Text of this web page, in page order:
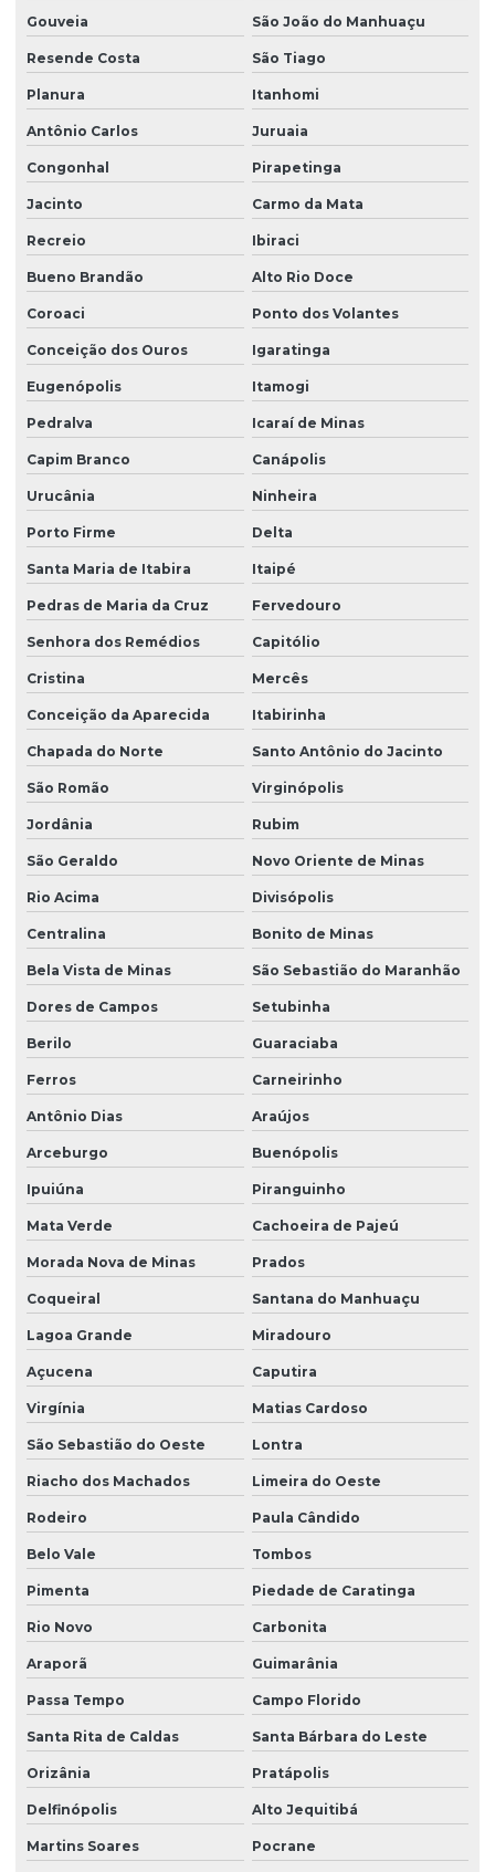
Gouveia São João do Manhuaçu
Resende Costa São Tiago
Planura Itanhomi
Antônio Carlos Juruaia
Congonhal Pirapetinga
Jacinto Carmo da Mata
Recreio Ibiraci
Bueno Brandão Alto Rio Doce
Coroaci Ponto dos Volantes
Conceição dos Ouros Igaratinga
Eugenópolis Itamogi
Pedralva Icaraí de Minas
Capim Branco Canápolis
Urucânia Ninheira
Porto Firme Delta
Santa Maria de Itabira Itaipé
Pedras de Maria da Cruz Fervedouro
Senhora dos Remédios Capitólio
Cristina Mercês
Conceição da Aparecida Itabirinha
Chapada do Norte Santo Antônio do Jacinto
São Romão Virginópolis
Jordânia Rubim
São Geraldo Novo Oriente de Minas
Rio Acima Divisópolis
Centralina Bonito de Minas
Bela Vista de Minas São Sebastião do Maranhão
Dores de Campos Setubinha
Berilo Guaraciaba
Ferros Carneirinho
Antônio Dias Araújos
Arceburgo Buenópolis
Ipuiúna Piranguinho
Mata Verde Cachoeira de Pajeú
Morada Nova de Minas Prados
Coqueiral Santana do Manhuaçu
Lagoa Grande Miradouro
Açucena Caputira
Virgínia Matias Cardoso
São Sebastião do Oeste Lontra
Riacho dos Machados Limeira do Oeste
Rodeiro Paula Cândido
Belo Vale Tombos
Pimenta Piedade de Caratinga
Rio Novo Carbonita
Araporã Guimarânia
Passa Tempo Campo Florido
Santa Rita de Caldas Santa Bárbara do Leste
Orizânia Pratápolis
Delfinópolis Alto Jequitibá
Martins Soares Pocrane